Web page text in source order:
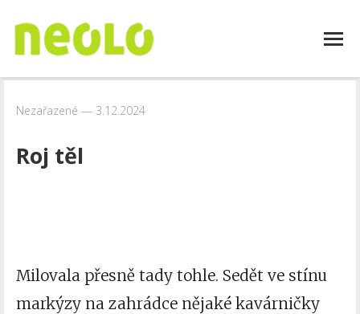
Nezařazené 3.12.2024
Roj těl
Milovala přesně tady tohle. Sedět ve stínu
markýzy na zahrádce nějaké kavárničky